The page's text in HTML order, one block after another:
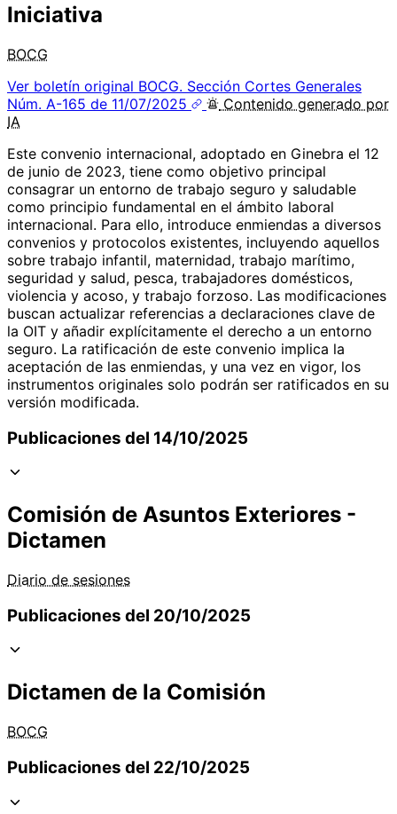
Iniciativa
BOCG
Ver boletín original BOCG. Sección Cortes Generales
Núm. A-165 de 11/07/2025
Contenido generado por
IA
Este convenio internacional, adoptado en Ginebra el 12
de junio de 2023, tiene como objetivo principal
consagrar un entorno de trabajo seguro y saludable
como principio fundamental en el ámbito laboral
internacional. Para ello, introduce enmiendas a diversos
convenios y protocolos existentes, incluyendo aquellos
sobre trabajo infantil, maternidad, trabajo marítimo,
seguridad y salud, pesca, trabajadores domésticos,
violencia y acoso, y trabajo forzoso. Las modificaciones
buscan actualizar referencias a declaraciones clave de
la OIT y añadir explícitamente el derecho a un entorno
seguro. La ratificación de este convenio implica la
aceptación de las enmiendas, y una vez en vigor, los
instrumentos originales solo podrán ser ratificados en su
versión modificada.
Publicaciones del 14/10/2025
Comisión de Asuntos Exteriores -
Dictamen
Diario de sesiones
Publicaciones del 20/10/2025
Dictamen de la Comisión
BOCG
Publicaciones del 22/10/2025